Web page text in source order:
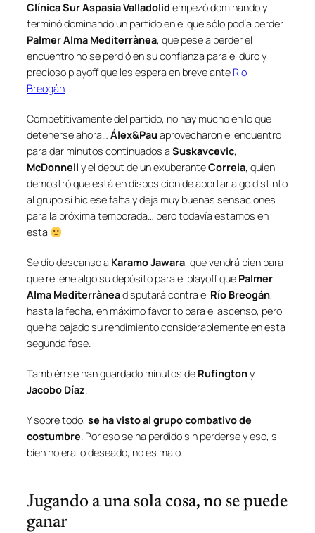
Clínica Sur Aspasia Valladolid empezó dominando y
terminó dominando un partido en el que sólo podía perder
Palmer Alma Mediterrànea, que pese a perder el
encuentro no se perdió en su confianza para el duro y
precioso playoff que les espera en breve ante Rio
Breogán.
Competitivamente del partido, no hay mucho en lo que
detenerse ahora… Álex&Pau aprovecharon el encuentro
para dar minutos continuados a Suskavcevic,
McDonnell y el debut de un exuberanteCorreia, quien
demostró que está en disposición de aportar algo distinto
al grupo si hiciese falta y deja muy buenas sensaciones
para la próxima temporada… pero todavía estamos en
esta
Se dio descanso a Karamo Jawara, que vendrá bien para
que rellene algo su depósito para el playoff que Palmer
Alma Mediterràneadisputará contra el Río Breogán,
hasta la fecha, en máximo favorito para el ascenso, pero
que ha bajado su rendimiento considerablemente en esta
segunda fase.
También se han guardado minutos de Rufingtony
Jacobo Díaz.
Y sobre todo, se ha visto al grupo combativo de
costumbre. Por eso se ha perdido sin perderse y eso, si
bien no era lo deseado, no es malo.
Jugando a una sola cosa, no se puede
ganar